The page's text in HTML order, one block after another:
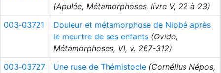
(Apulée, Métamorphoses, livre V, 22 à 23)
003‑03721
Douleur et métamorphose de Niobé après
le meurtre de ses enfants (Ovide,
Métamorphoses, VI, v. 267-312)
003‑03727
Une ruse de Thémistocle (Cornélius Népos,